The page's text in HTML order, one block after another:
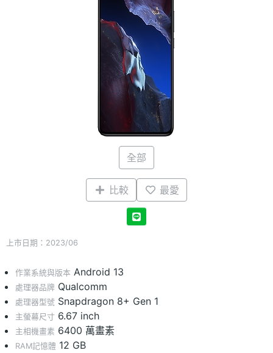
全部
比較 最愛
上市日期：2023/06
作業系統與版本 Android 13
處理器品牌 Qualcomm
處理器型號 Snapdragon 8+ Gen 1
主螢幕尺寸 6.67 inch
主相機畫素 6400 萬畫素
RAM記憶體 12 GB